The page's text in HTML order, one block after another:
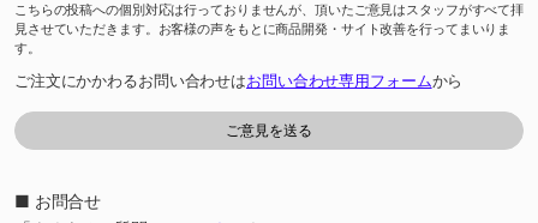
こちらの投稿への個別対応は行っておりませんが、頂いたご意見はスタッフがすべて拝
見させていただきます。お客様の声をもとに商品開発・サイト改善を行ってまいりま
す。
ご注文にかかわるお問い合わせはお問い合わせ専用フォームから
■ お問合せ